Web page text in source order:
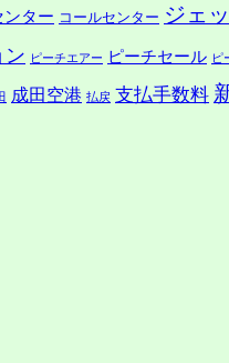
ンター コールセンター ジェ
ン ピーチエアー ピーチセール ピ
成田空港 払戻 支払手数料